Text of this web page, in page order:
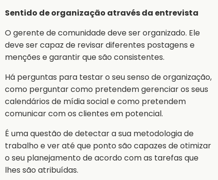
Sentido de organização através da entrevista
O gerente de comunidade deve ser organizado. Ele
deve ser capaz de revisar diferentes postagens e
menções e garantir que são consistentes.
Há perguntas para testar o seu senso de organização,
como perguntar como pretendem gerenciar os seus
calendários de mídia social e como pretendem
comunicar com os clientes em potencial.
É uma questão de detectar a sua metodologia de
trabalho e ver até que ponto são capazes de otimizar
o seu planejamento de acordo com as tarefas que
lhes são atribuídas.